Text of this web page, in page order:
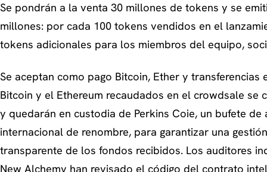
Se pondrán a la venta 30 millones de tokens y se
millones: por cada 100 tokens vendidos en el
tokens adicionales para los miembros del equipo,
Se aceptan como pago Bitcoin, Ether y transferencias
Bitcoin y el Ethereum recaudados en el crowdsale se
y quedarán en custodia de Perkins Coie, un bufete de
internacional de renombre, para garantizar una
transparente de los fondos recibidos. Los auditores